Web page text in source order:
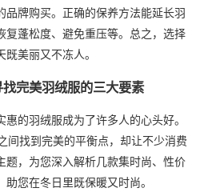
牌购买。正确的保养方法能延长羽
复蓬松度、避免重压等。总之，选择
美丽又不冻人。
完美羽绒服的三大要素
的羽绒服成为了许多人的心头好。
间找到完美的平衡点，却让不少消费
题，为您深入解析几款集时尚、性价
您在冬日里既保暖又时尚。